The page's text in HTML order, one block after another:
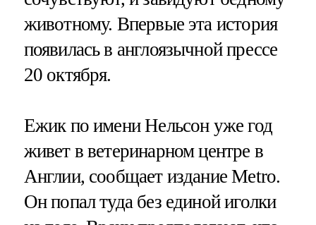
животному. Впервые эта история
появилась в англоязычной прессе
20 октября.
Ежик по имени Нельсон уже год
живет в ветеринарном центре в
Англии, сообщает издание Metro.
Он попал туда без единой иголки